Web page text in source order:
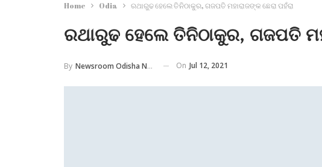
Home Odia ରଥାରୁଢ ହେଲେ ତିନିଠାକୁର, ଗଜପତି ମହାରାଜଙ୍କ ଛେରା ପହଁରା
ରଥାରୁଢ ହେଲେ ତିନିଠାକୁର, ଗଜପତି
By Newsroom Odisha Network On Jul 12, 2021